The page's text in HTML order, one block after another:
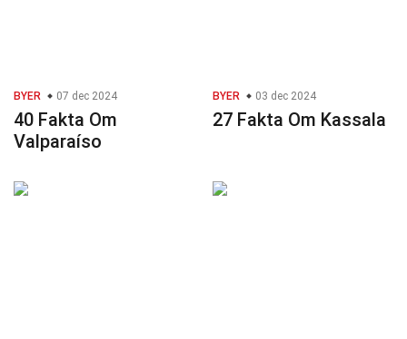
BYER 07 dec 2024
40 Fakta Om
Valparaíso
BYER 03 dec 2024
27 Fakta Om Kassala